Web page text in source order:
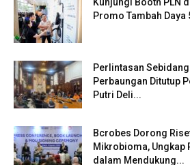
Promo Tambah Daya
Perlintasan
Perbaungan Ditutup
Putri Deli...
Bcrobes Dorong
Mikrobioma, Ungkap
dalam Mendukung...